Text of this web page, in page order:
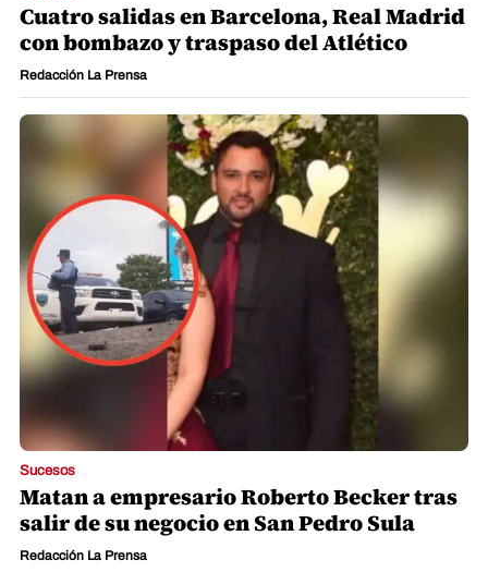
Cuatro salidas en Barcelona, Real Madrid
con bombazo y traspaso del Atlético
Redacción La Prensa
Sucesos
Matan a empresario Roberto Becker tras
salir de su negocio en San Pedro Sula
Redacción La Prensa